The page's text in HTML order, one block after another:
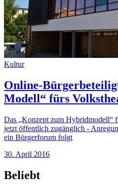
Kultur
Online-
Modell“ fürs
Das „Konzept zum Hybridmodell“
jetzt öffentlich zugänglich -
ein Bürgerforum folgt
30. April 2016
Beliebt